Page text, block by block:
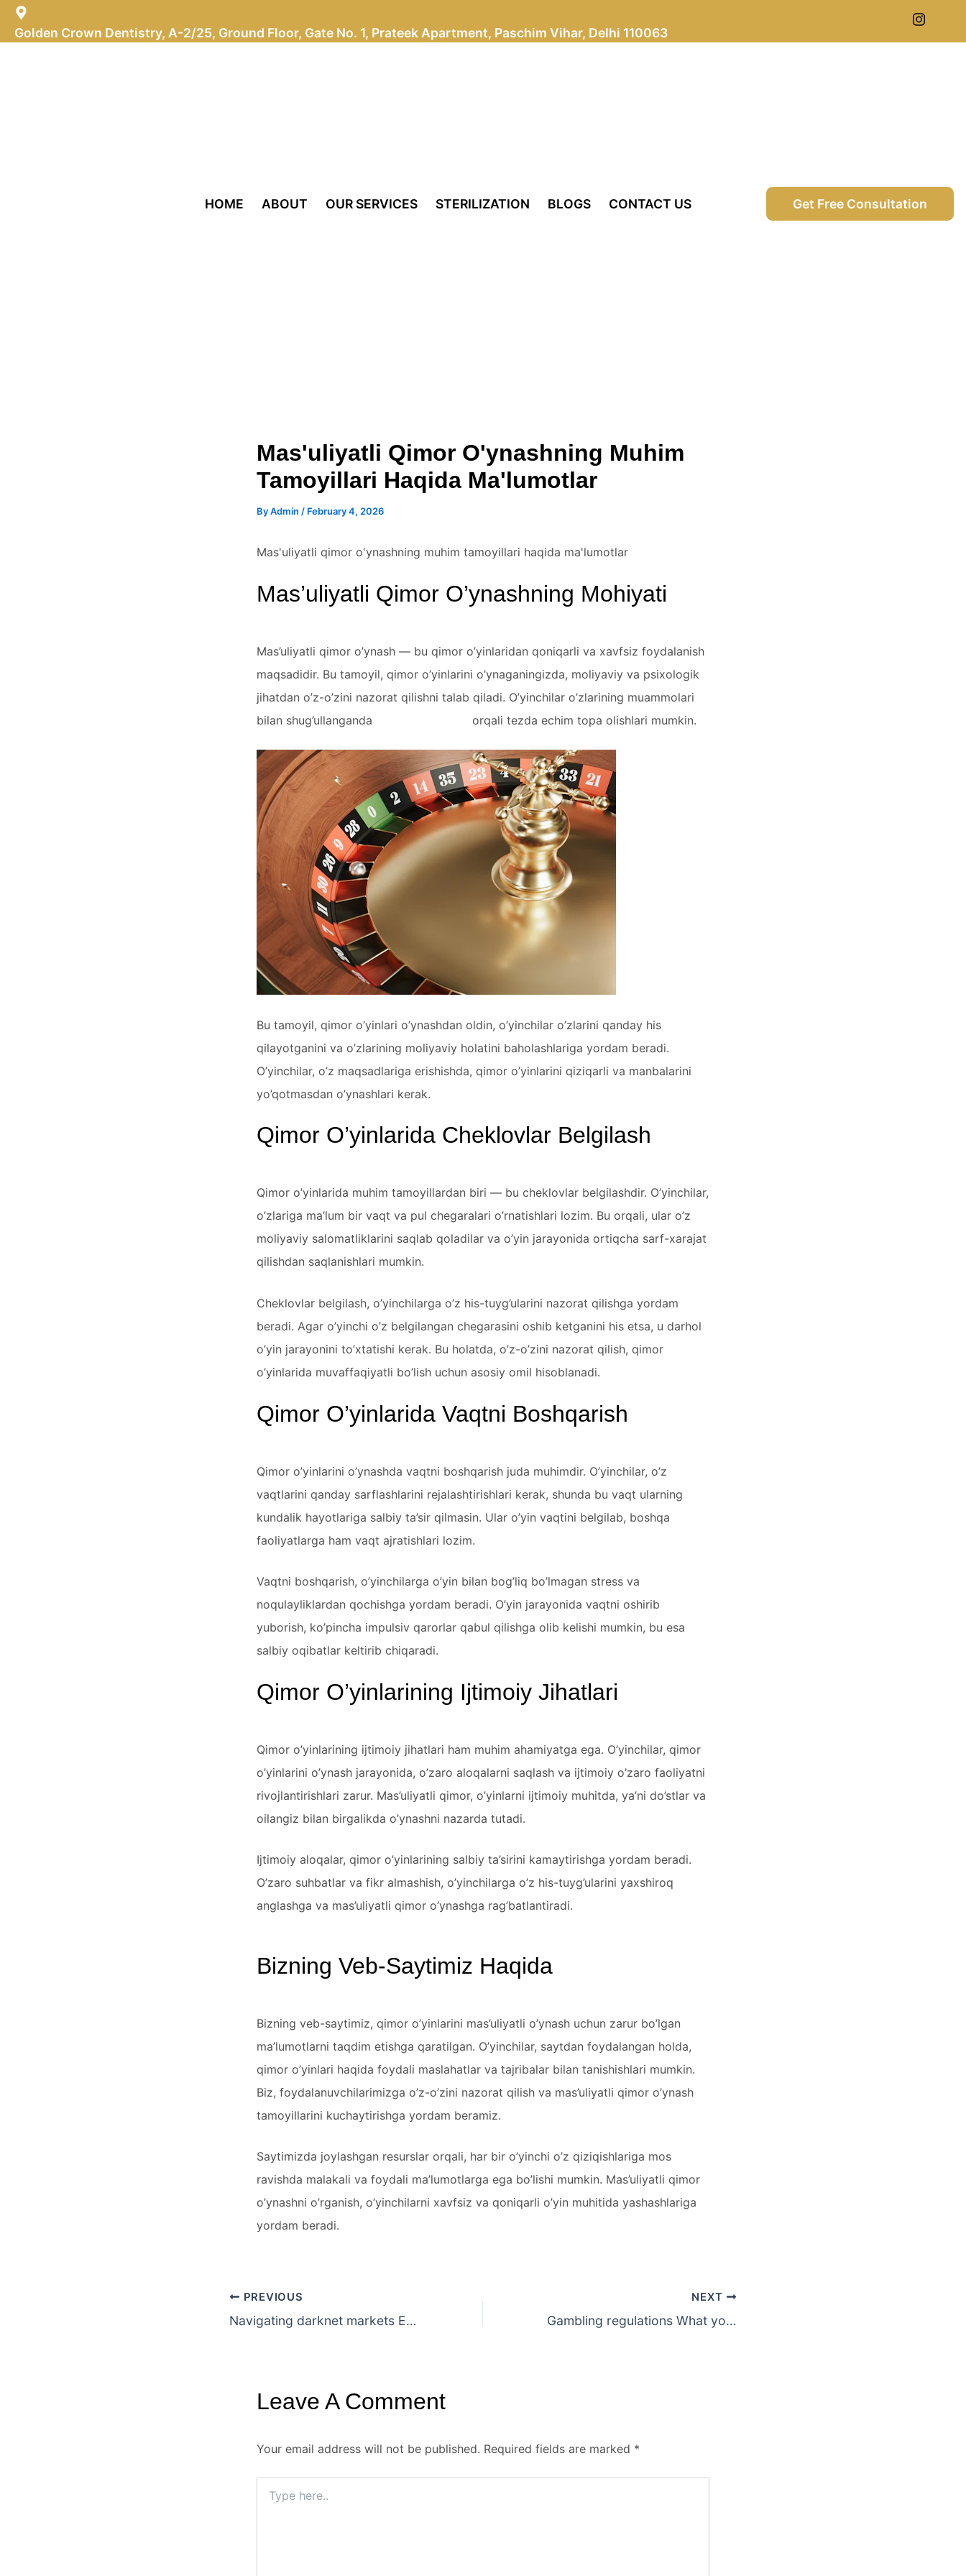
Skip
Content
Golden Crown Dentistry, A-2/25, Ground Floor, Gate No. 1, Prateek Apartment, Paschim Vihar, Delhi 110063
HOME ABOUT OUR SERVICES STERILIZATION BLOGS CONTACT US Get Free Consultation
Mas'uliyatli Qimor O'ynashning Muhim
Tamoyillari Haqida Ma'lumotlar
ByAdmin / February 4, 2026
Mas'uliyatli qimor o'ynashning muhim tamoyillari haqida ma'lumotlar
Mas’uliyatli Qimor O’ynashning Mohiyati
Mas’uliyatli qimor o’ynash — bu qimor o’yinlaridan qoniqarli va xavfsiz foydalanish
maqsadidir. Bu tamoyil, qimor o’yinlarini o’ynaganingizda, moliyaviy va psixologik
jihatdan o’z-o’zini nazorat qilishni talab qiladi. O’yinchilar o’zlarining muammolari
bilan shug’ullanganda
orqali tezda echim topa olishlari mumkin.
Bu tamoyil, qimor o’yinlari o’ynashdan oldin, o’yinchilar o’zlarini qanday his
qilayotganini va o’zlarining moliyaviy holatini baholashlariga yordam beradi.
O’yinchilar, o’z maqsadlariga erishishda, qimor o’yinlarini qiziqarli va manbalarini
yo’qotmasdan o’ynashlari kerak.
Qimor O’yinlarida Cheklovlar Belgilash
Qimor o’yinlarida muhim tamoyillardan biri — bu cheklovlar belgilashdir. O’yinchilar,
o’zlariga ma’lum bir vaqt va pul chegaralari o’rnatishlari lozim. Bu orqali, ular o’z
moliyaviy salomatliklarini saqlab qoladilar va o’yin jarayonida ortiqcha sarf-xarajat
qilishdan saqlanishlari mumkin.
Cheklovlar belgilash, o’yinchilarga o’z his-tuyg’ularini nazorat qilishga yordam
beradi. Agar o’yinchi o’z belgilangan chegarasini oshib ketganini his etsa, u darhol
o’yin jarayonini to’xtatishi kerak. Bu holatda, o’z-o’zini nazorat qilish, qimor
o’yinlarida muvaffaqiyatli bo’lish uchun asosiy omil hisoblanadi.
Qimor O’yinlarida Vaqtni Boshqarish
Qimor o’yinlarini o’ynashda vaqtni boshqarish juda muhimdir. O’yinchilar, o’z
vaqtlarini qanday sarflashlarini rejalashtirishlari kerak, shunda bu vaqt ularning
kundalik hayotlariga salbiy ta’sir qilmasin. Ular o’yin vaqtini belgilab, boshqa
faoliyatlarga ham vaqt ajratishlari lozim.
Vaqtni boshqarish, o’yinchilarga o’yin bilan bog’liq bo’lmagan stress va
noqulayliklardan qochishga yordam beradi. O’yin jarayonida vaqtni oshirib
yuborish, ko’pincha impulsiv qarorlar qabul qilishga olib kelishi mumkin, bu esa
salbiy oqibatlar keltirib chiqaradi.
Qimor O’yinlarining Ijtimoiy Jihatlari
Qimor o’yinlarining ijtimoiy jihatlari ham muhim ahamiyatga ega. O’yinchilar, qimor
o’yinlarini o’ynash jarayonida, o’zaro aloqalarni saqlash va ijtimoiy o’zaro faoliyatni
rivojlantirishlari zarur. Mas’uliyatli qimor, o’yinlarni ijtimoiy muhitda, ya’ni do’stlar va
oilangiz bilan birgalikda o’ynashni nazarda tutadi.
Ijtimoiy aloqalar, qimor o’yinlarining salbiy ta’sirini kamaytirishga yordam beradi.
O’zaro suhbatlar va fikr almashish, o’yinchilarga o’z his-tuyg’ularini yaxshiroq
anglashga va mas’uliyatli qimor o’ynashga rag’batlantiradi.
Bizning Veb-Saytimiz Haqida
Bizning veb-saytimiz, qimor o’yinlarini mas’uliyatli o’ynash uchun zarur bo’lgan
ma’lumotlarni taqdim etishga qaratilgan. O’yinchilar, saytdan foydalangan holda,
qimor o’yinlari haqida foydali maslahatlar va tajribalar bilan tanishishlari mumkin.
Biz, foydalanuvchilarimizga o’z-o’zini nazorat qilish va mas’uliyatli qimor o’ynash
tamoyillarini kuchaytirishga yordam beramiz.
Saytimizda joylashgan resurslar orqali, har bir o’yinchi o’z qiziqishlariga mos
ravishda malakali va foydali ma’lumotlarga ega bo’lishi mumkin. Mas’uliyatli qimor
o’ynashni o’rganish, o’yinchilarni xavfsiz va qoniqarli o’yin muhitida yashashlariga
yordam beradi.
PREVIOUS
Navigating darknet markets Essential tips to avoid scams and risks
NEXT
Gambling regulations What you need to know about Amunra
Leave A Comment
Your email address will not be published. Required fields are marked *
here..